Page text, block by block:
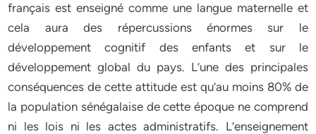
français est enseigné comme une langue maternelle et
cela aura des répercussions énormes sur le
développement cognitif des enfants et sur le
développement global du pays. L’une des principales
conséquences de cette attitude est qu’au moins 80% de
la population sénégalaise de cette époque ne comprend
ni les lois ni les actes administratifs. L’enseignement